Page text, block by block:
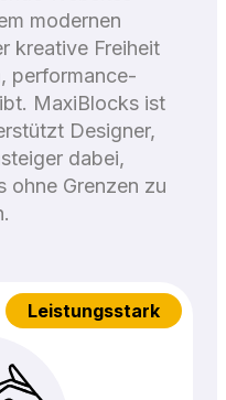
modernen
kreative Freiheit
performance-
MaxiBlocks ist
Designer,
dabei,
ohne Grenzen zu
Leistungsstark